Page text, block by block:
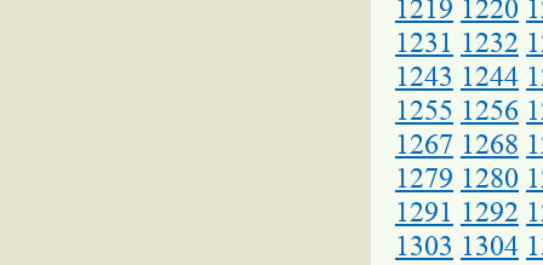
1219 1220
1231 1232
1243 1244
1255 1256
1267 1268
1279 1280
1291 1292
1303 1304